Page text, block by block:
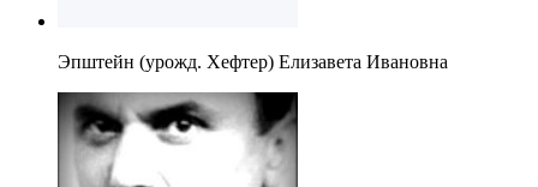
Эпштейн (урожд. Хефтер) Елизавета Ивановна